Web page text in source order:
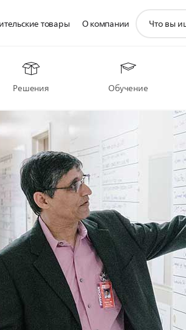
Решения Обучение
товары О компании
поддержки